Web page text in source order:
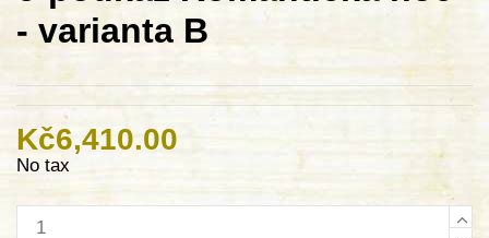
- varianta B
Kč6,410.00
No tax